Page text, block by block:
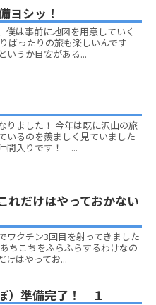
ヨシッ！
僕は事前に地図を用意していく
ばったりの旅も楽しいんです
いうか目安がある...
りました！ 今年は既に沢山の旅
いるのを羨ましく見ていました
間入りです！ ...
れだけはやっておかない
ワクチン3回目を射ってきました
ちこちをふらふらするわけなの
けはやってお...
）準備完了！ １